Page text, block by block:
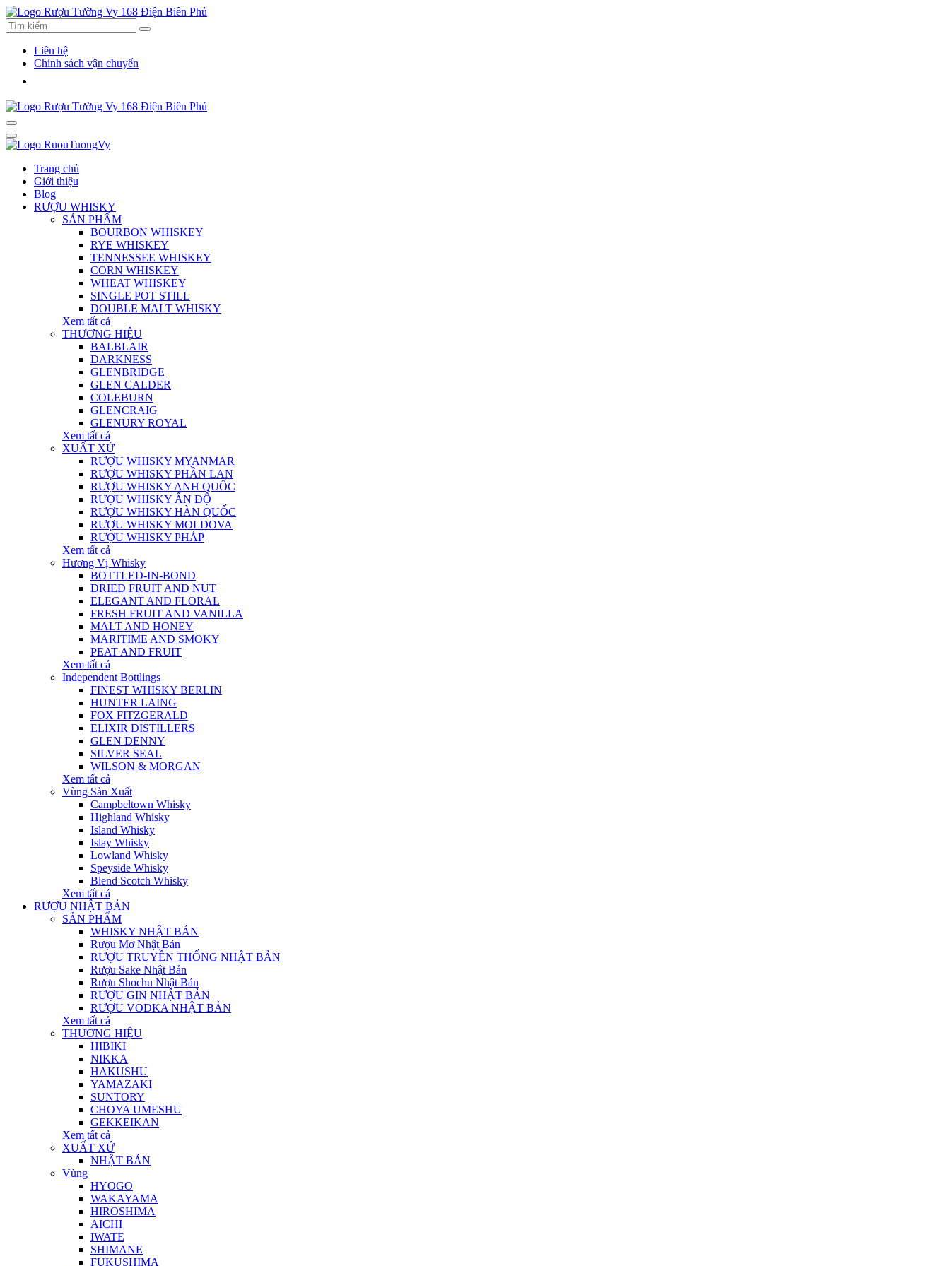
Liên hệ
Chính sách vận chuyển
Trang chủ
Giới thiệu
Blog
RƯỢU WHISKY
SẢN PHẨM
BOURBON WHISKEY
RYE WHISKEY
TENNESSEE WHISKEY
CORN WHISKEY
WHEAT WHISKEY
SINGLE POT STILL
DOUBLE MALT WHISKY
Xem tất cả
THƯƠNG HIỆU
BALBLAIR
DARKNESS
GLENBRIDGE
GLEN CALDER
COLEBURN
GLENCRAIG
GLENURY ROYAL
Xem tất cả
XUẤT XỨ
RƯỢU WHISKY MYANMAR
RƯỢU WHISKY PHẦN LAN
RƯỢU WHISKY ANH QUỐC
RƯỢU WHISKY ẤN ĐỘ
RƯỢU WHISKY HÀN QUỐC
RƯỢU WHISKY MOLDOVA
RƯỢU WHISKY PHÁP
Xem tất cả
Hương Vị Whisky
BOTTLED-IN-BOND
DRIED FRUIT AND NUT
ELEGANT AND FLORAL
FRESH FRUIT AND VANILLA
MALT AND HONEY
MARITIME AND SMOKY
PEAT AND FRUIT
Xem tất cả
Independent Bottlings
FINEST WHISKY BERLIN
HUNTER LAING
FOX FITZGERALD
ELIXIR DISTILLERS
GLEN DENNY
SILVER SEAL
WILSON & MORGAN
Xem tất cả
Vùng Sản Xuất
Campbeltown Whisky
Highland Whisky
Island Whisky
Islay Whisky
Lowland Whisky
Speyside Whisky
Blend Scotch Whisky
Xem tất cả
RƯỢU NHẬT BẢN
SẢN PHẨM
WHISKY NHẬT BẢN
Rượu Mơ Nhật Bản
RƯỢU TRUYỀN THỐNG NHẬT BẢN
Rượu Sake Nhật Bản
Rượu Shochu Nhật Bản
RƯỢU GIN NHẬT BẢN
RƯỢU VODKA NHẬT BẢN
Xem tất cả
THƯƠNG HIỆU
HIBIKI
NIKKA
HAKUSHU
YAMAZAKI
SUNTORY
CHOYA UMESHU
GEKKEIKAN
Xem tất cả
XUẤT XỨ
NHẬT BẢN
Vùng
HYOGO
WAKAYAMA
HIROSHIMA
AICHI
IWATE
SHIMANE
FUKUSHIMA